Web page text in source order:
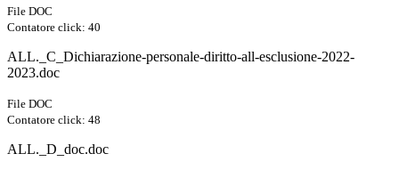
File DOC
Contatore click: 40
ALL._C_Dichiarazione-personale-diritto-all-esclusione-2022-
2023.doc
File DOC
Contatore click: 48
ALL._D_doc.doc